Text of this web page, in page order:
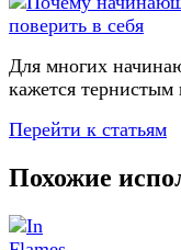
Для многих
кажется
Перейти к статьям
Похожие